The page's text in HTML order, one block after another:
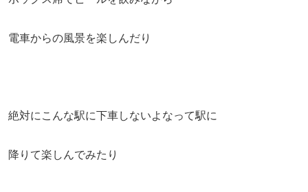
電車からの風景を楽しんだり
絶対にこんな駅に下車しないよなって駅に
降りて楽しんでみたり